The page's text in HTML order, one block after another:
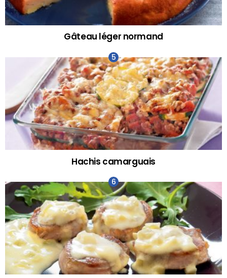
Gâteau léger normand
Hachis camarguais